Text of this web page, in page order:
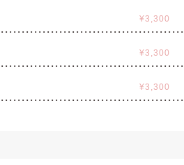
¥3,300
¥3,300
¥3,300